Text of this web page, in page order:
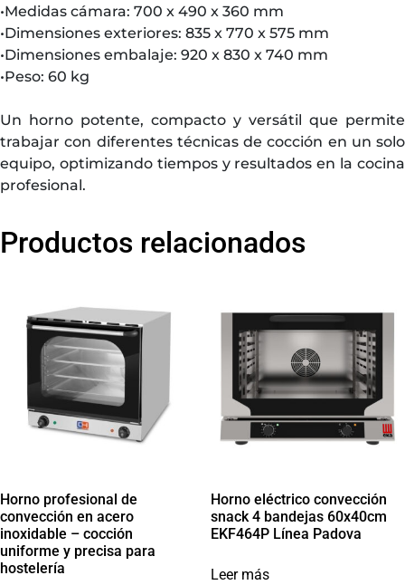
•Medidas cámara: 700 x 490 x 360 mm
•Dimensiones exteriores: 835 x 770 x 575 mm
•Dimensiones embalaje: 920 x 830 x 740 mm
•Peso: 60 kg
Un horno potente, compacto y versátil que permite
trabajar con diferentes técnicas de cocción en un solo
equipo, optimizando tiempos y resultados en la cocina
profesional.
Productos relacionados
Horno profesional de
convección en acero
inoxidable – cocción
uniforme y precisa para
hostelería
Horno eléctrico convección
snack 4 bandejas 60x40cm
EKF464P Línea Padova
Leer más